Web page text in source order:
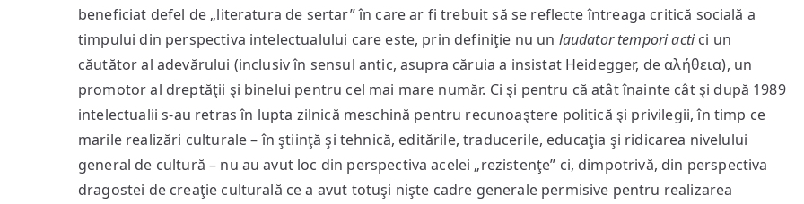
beneficiat defel de „literatura de sertar” în care ar fi trebuit să se reflecte întreaga critică socială a
timpului din perspectiva intelectualului care este, prin definiţie nu un laudator tempori actici un
căutător al adevărului (inclusiv în sensul antic, asupra căruia a insistat Heidegger, de αλήθεια), un
promotor al dreptăţii şi binelui pentru cel mai mare număr. Ci şi pentru că atât înainte cât şi după 1989
intelectualii s-au retras în lupta zilnică meschină pentru recunoaştere politică şi privilegii, în timp ce
marile realizări culturale – în ştiinţă şi tehnică, editările, traducerile, educaţia şi ridicarea nivelului
general de cultură – nu au avut loc din perspectiva acelei „rezistenţe” ci, dimpotrivă, din perspectiva
dragostei de creaţie culturală ce a avut totuşi nişte cadre generale permisive pentru realizarea